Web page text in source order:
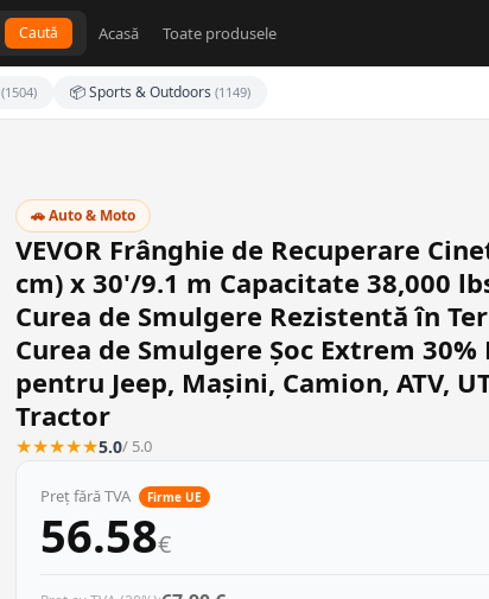
Caută Acasă Toate produsele
(1504) 📦 Sports & Outdoors (1149)
🚗 Auto & Moto
VEVOR Frânghie de Recuperare
cm) x 30'/9.1 m Capacitate 38,000
Curea de Smulgere Rezistentă în
Curea de Smulgere Șoc Extrem
pentru Jeep, Mașini, Camion, ATV,
Tractor
★★★★★5.0/ 5.0
Preț fără TVA Firme UE
56.58€